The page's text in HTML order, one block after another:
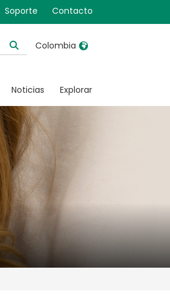
Soporte Contacto
Colombia
Italia
Japan
Lietuva
Malaysia
Mexico
Nederlands
Russia
Noticias Explorar